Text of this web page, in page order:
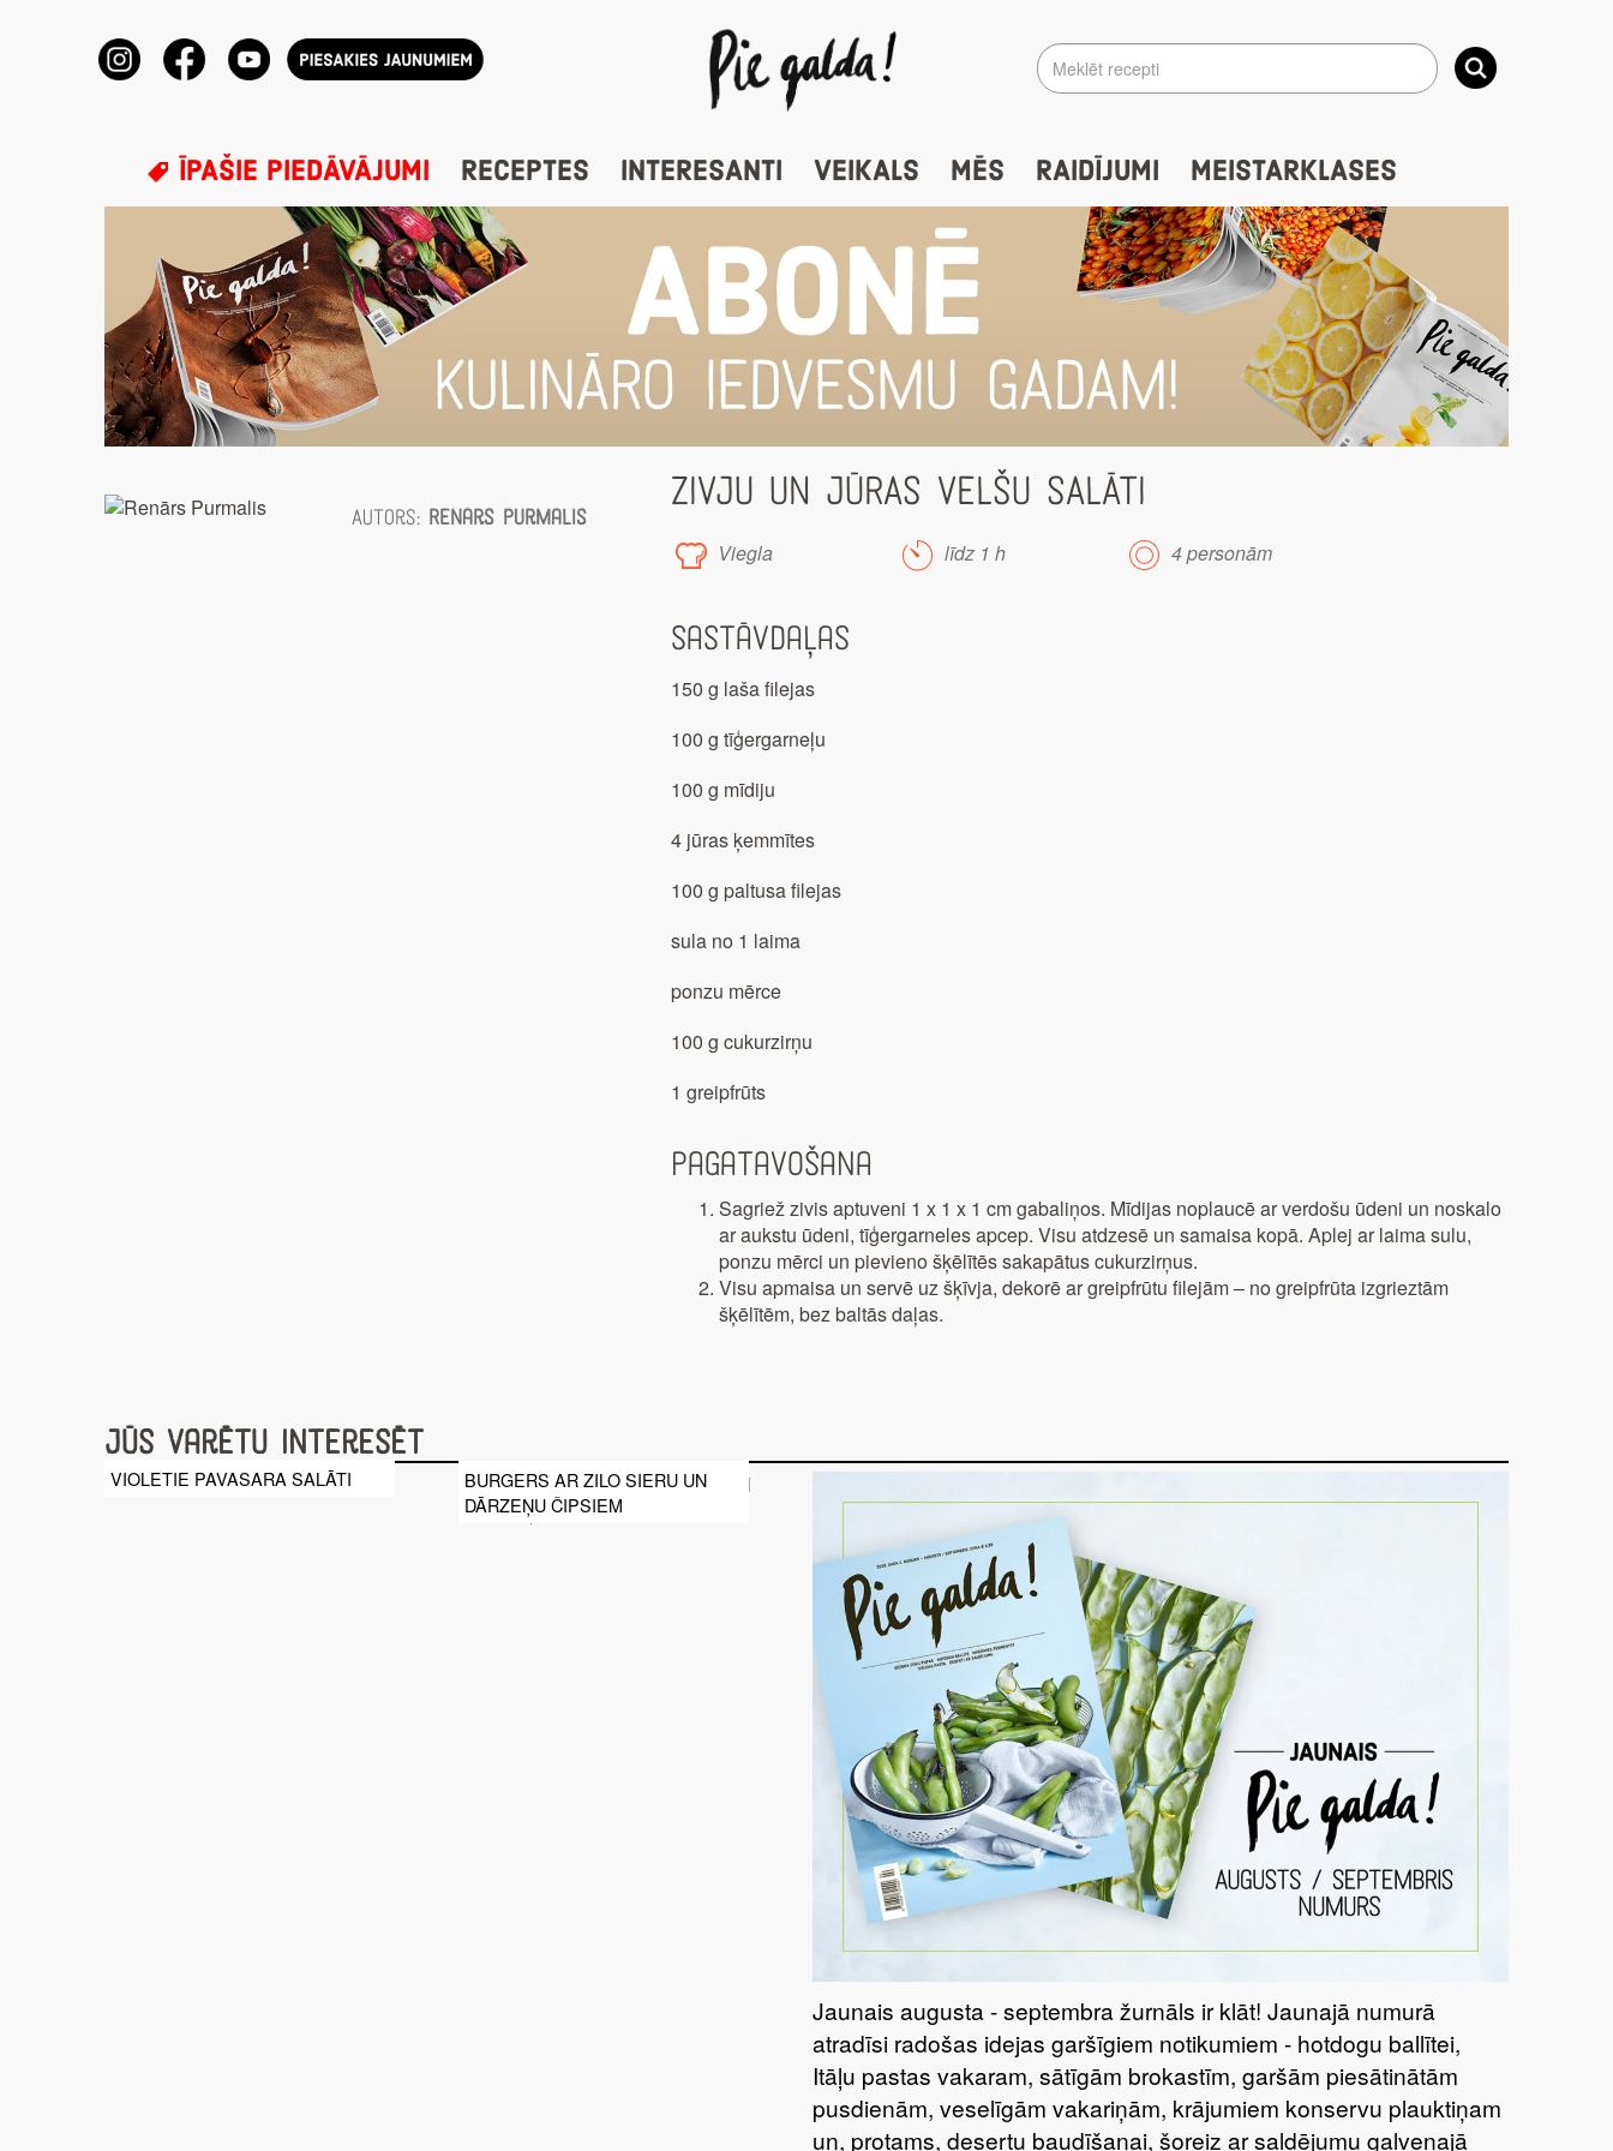
ĪPAŠIE PIEDĀVĀJUMI RECEPTES INTERESANTI VEIKALS MĒS RAIDĪJUMI MEISTARKLASES
Autors: Renārs Purmalis
ZIVJU UN JŪRAS VELŠU SALĀTI
Viegla līdz 1 h 4 personām
Sastāvdaļas
150 g laša filejas
100 g tīģergarneļu
100 g mīdiju
4 jūras ķemmītes
100 g paltusa filejas
sula no 1 laima
ponzu mērce
100 g cukurzirņu
1 greipfrūts
Pagatavošana
Sagriež zivis aptuveni 1 x 1 x 1 cm gabaliņos. Mīdijas noplaucē ar verdošu ūdeni un noskalo
ar aukstu ūdeni, tīģergarneles apcep. Visu atdzesē un samaisa kopā. Aplej ar laima sulu,
ponzu mērci un pievieno šķēlītēs sakapātus cukurzirņus.
Visu apmaisa un servē uz šķīvja, dekorē ar greipfrūtu filejām – no greipfrūta izgrieztām
šķēlītēm, bez baltās daļas.
Jūs varētu interesēt
VIOLETIE PAVASARA SALĀTI
BURGERS AR ZILO SIERU UN
DĀRZEŅU ČIPSIEM
Jaunais augusta - septembra žurnāls ir klāt! Jaunajā numurā
atradīsi radošas idejas garšīgiem notikumiem - hotdogu ballītei,
Itāļu pastas vakaram, sātīgām brokastīm, garšām piesātinātām
pusdienām, veselīgām vakariņām, krājumiem konservu plauktiņam
un, protams, desertu baudīšanai, šoreiz ar saldējumu galvenajā